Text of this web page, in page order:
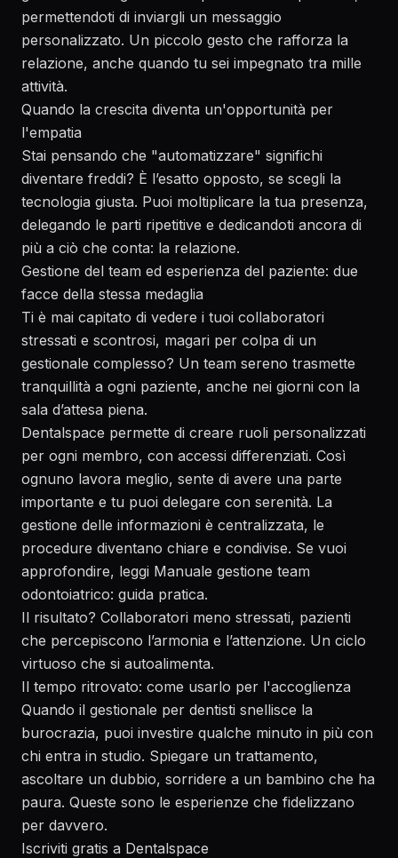
permettendoti di inviargli un messaggio
personalizzato. Un piccolo gesto che rafforza la
relazione, anche quando tu sei impegnato tra mille
attività.
Quando la crescita diventa un'opportunità per
l'empatia
Stai pensando che "automatizzare" significhi
diventare freddi? È l’esatto opposto, se scegli la
tecnologia giusta. Puoi moltiplicare la tua presenza,
delegando le parti ripetitive e dedicandoti ancora di
più a ciò che conta: la relazione.
Gestione del team ed esperienza del paziente: due
facce della stessa medaglia
Ti è mai capitato di vedere i tuoi collaboratori
stressati e scontrosi, magari per colpa di un
gestionale complesso? Un team sereno trasmette
tranquillità a ogni paziente, anche nei giorni con la
sala d’attesa piena.
Dentalspace permette di creare ruoli personalizzati
per ogni membro, con accessi differenziati. Così
ognuno lavora meglio, sente di avere una parte
importante e tu puoi delegare con serenità. La
gestione delle informazioni è centralizzata, le
procedure diventano chiare e condivise. Se vuoi
approfondire, leggi Manuale gestione team
odontoiatrico: guida pratica.
Il risultato? Collaboratori meno stressati, pazienti
che percepiscono l’armonia e l’attenzione. Un ciclo
virtuoso che si autoalimenta.
Il tempo ritrovato: come usarlo per l'accoglienza
Quando il gestionale per dentisti snellisce la
burocrazia, puoi investire qualche minuto in più con
chi entra in studio. Spiegare un trattamento,
ascoltare un dubbio, sorridere a un bambino che ha
paura. Queste sono le esperienze che fidelizzano
per davvero.
Iscriviti gratis a Dentalspace